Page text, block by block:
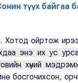
түүх байгаа
Хотод ойртож
энэ их ус
хүний
босгочихсон,